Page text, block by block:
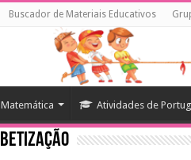
Buscador de Materiais Educativos
Atividades de